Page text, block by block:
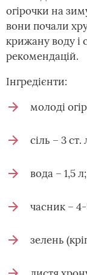
огірочки на
вони почали
крижану воду і
рекомендацій.
Інгредієнти:
молоді
сіль – 3
вода – 1,5 л;
часник – 4-
зелень